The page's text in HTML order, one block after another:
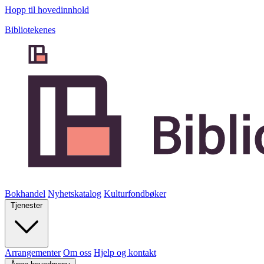
Hopp til hovedinnhold
Bibliotekenes
Bokhandel Nyhetskatalog Kulturfondbøker
Tjenester
Arrangementer Om oss Hjelp og kontakt